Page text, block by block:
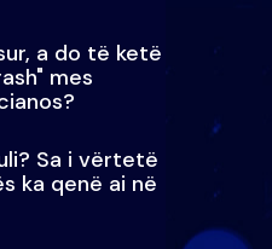
a do të ketë
mes
Sa i vërtetë
ka qenë ai në